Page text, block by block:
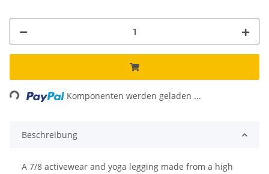
Komponenten werden geladen ...
Beschreibung
A 7/8 activewear and yoga legging made from a high